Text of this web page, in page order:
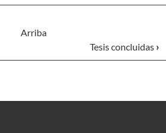
Arriba
Tesis concluidas ›